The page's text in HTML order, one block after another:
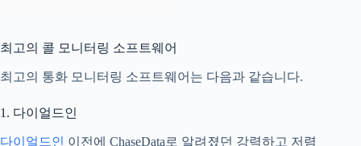
최고의 콜 모니터링 소프트웨어
최고의 통화 모니터링 소프트웨어는 다음과 같습니다.
1. 다이얼드인
다이얼드인 이전에 ChaseData로 알려졌던 강력하고 저렴